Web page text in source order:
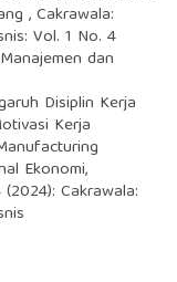
,Cakrawala:
Vol. 1 No. 4
dan
Disiplin Kerja
Kerja
Ekonomi,
Cakrawala: